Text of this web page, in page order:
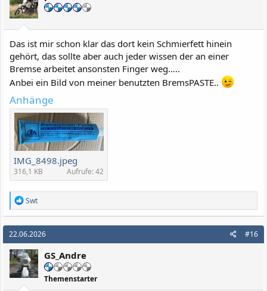
Das ist mir schon klar das dort kein Schmierfett hinein
gehört, das sollte aber auch jeder wissen der an einer
Bremse arbeitet ansonsten Finger weg…..
Anbei ein Bild von meiner benutzten BremsPASTE..
Anhänge
IMG_8498.jpeg
316,1 KB Aufrufe: 42
R
e
a
k
t
i
o
n
e
n
Swt
22.06.2026 #16
GS_Andre
Themenstarter